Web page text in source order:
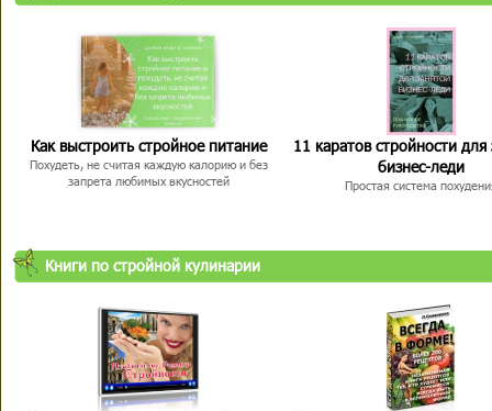
Как выстроить стройное питание
Похудеть, не считая каждую калорию и без
запрета любимых вкусностей
11 каратов стройности для
бизнес-леди
Простая система
Книги по стройной кулинарии